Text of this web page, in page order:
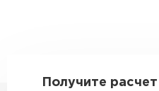
Получите